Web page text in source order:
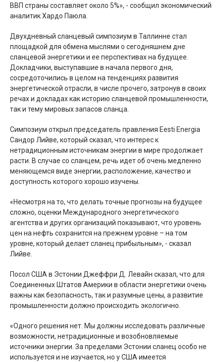
ВВП страны составляет около 5%», - сообщил экономический
аналитик Хардо Паюла.
Двухдневный сланцевый симпозиум в Таллинне стал
площадкой для обмена мыслями о сегодняшнем дне
сланцевой энергетики и ее перспективах на будущее.
Докладчики, выступавшие в начала первого дня,
сосредоточились в целом на тенденциях развития
энергетической отрасли, в числе прочего, затронув в своих
речах и докладах как историю сланцевой промышленности,
так и тему мировых запасов сланца.
Симпозиум открыл председатель правления Eesti Energia
Сандор Лийве, который сказал, что интерес к
нетрадиционным источникам энергии в мире продолжает
расти. В случае со сланцем, речь идет об очень медленно
меняющемся виде энергии, расположение, качество и
доступность которого хорошо изучены.
«Несмотря на то, что делать точные прогнозы на будущее
сложно, оценки Международного энергетического
агентства и других организаций показывают, что уровень
цен на нефть сохранится на прежнем уровне – на том
уровне, который делает сланец прибыльным», - сказал
Лийве.
Посол США в Эстонии Джеффри Д. Левайн сказал, что для
Соединенных Штатов Америки в области энергетики очень
важны как безопасность, так и разумные цены, а развитие
промышленности должно происходить экологично.
«Одного решения нет. Мы должны исследовать различные
возможности, нетрадиционные и возобновляемые
источники энергии. За пределами Эстонии сланец особо не
используется и не изучается, но у США имеется